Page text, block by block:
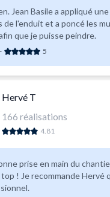
Jean Basile a appliqué
de l'enduit et a poncé les
que je puisse peindre.
- 5
Hervé T
166 réalisations
4.81
prise en main du
qui a été